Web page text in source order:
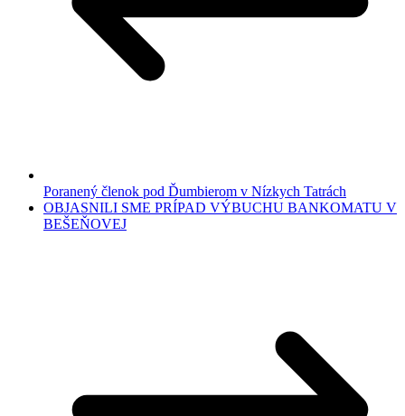
Poranený členok pod Ďumbierom v Nízkych Tatrách
OBJASNILI SME PRÍPAD VÝBUCHU BANKOMATU V
BEŠEŇOVEJ